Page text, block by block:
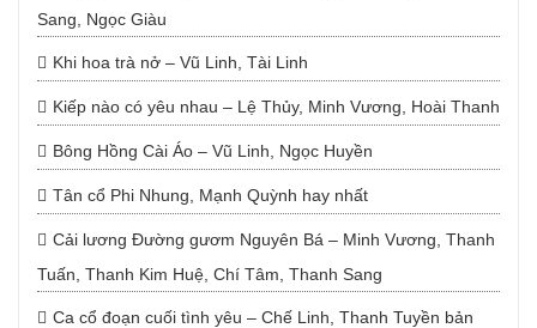
Sang, Ngọc Giàu
Khi hoa trà nở – Vũ Linh, Tài Linh
Kiếp nào có yêu nhau – Lệ Thủy, Minh Vương, Hoài Thanh
Bông Hồng Cài Áo – Vũ Linh, Ngọc Huyền
Tân cổ Phi Nhung, Mạnh Quỳnh hay nhất
Cải lương Đường gươm Nguyên Bá – Minh Vương, Thanh
Tuấn, Thanh Kim Huệ, Chí Tâm, Thanh Sang
Ca cổ đoạn cuối tình yêu – Chế Linh, Thanh Tuyền bản